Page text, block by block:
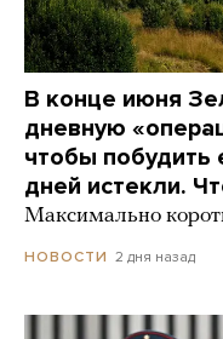
В конце июня
дневную
чтобы побудить
дней истекли.
Максимально
НОВОСТИ 2 дня назад